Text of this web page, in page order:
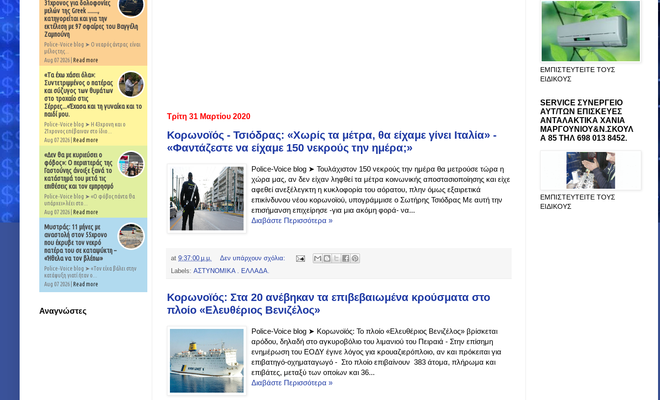
Τρίτη 31 Μαρτίου 2020
Κορωνοϊός - Τσιόδρας: «Χωρίς τα μέτρα, θα είχαμε γίνει Ιταλία» -
«Φαντάζεστε να είχαμε 150 νεκρούς την ημέρα;»
Police-Voice blog ➤ Τουλάχιστον 150 νεκρούς την ημέρα θα μετρούσε τώρα η
χώρα μας, αν δεν είχαν ληφθεί τα μέτρα κοινωνικής αποστασιοποίησης και είχε
αφεθεί ανεξέλεγκτη η κυκλοφορία του αόρατου, πλην όμως εξαιρετικά
επικίνδυνου νέου κορωνοϊού, υπογράμμισε ο Σωτήρης Τσιόδρας Με αυτή την
επισήμανση επιχείρησε -για μια ακόμη φορά- να...
Διαβάστε Περισσότερα »
at 9:37:00 μ.μ.
Δεν υπάρχουν σχόλια:
Labels: ΑΣΤΥΝΟΜΙΚΑ . ΕΛΛΑΔΑ.
Κορωνοϊός: Στα 20 ανέβηκαν τα επιβεβαιωμένα κρούσματα στο
πλοίο «Ελευθέριος Βενιζέλος»
Police-Voice blog ➤ Κορωνοϊός: Το πλοίο «Ελευθέριος Βενιζέλος» βρίσκεται
αρόδου, δηλαδή στο αγκυροβόλιο του λιμανιού του Πειραιά - Στην επίσημη
ενημέρωση του ΕΟΔΥ έγινε λόγος για κρουαζιερόπλοιο, αν και πρόκειται για
επιβατηγό-οχηματαγωγό - Στο πλοίο επιβαίνουν 383 άτομα, πλήρωμα και
επιβάτες, μεταξύ των οποίων και 36...
Διαβάστε Περισσότερα »
31χρονος για δολοφονίες
μελών της Greek .......,
κατηγορείται και για την
εκτέλεση με 97 σφαίρες του Βαγγέλη
Ζαμπούνη
Police-Voice blog ➤ Ο νεαρός άντρας είναι
μέλος της...
Aug 07 2026 | Read more
«Τα έχω χάσει όλα»:
Συντετριμμένος ο πατέρας
και σύζυγος των θυμάτων
στο τροχαίο στις
Σέρρες...«Έχασα και τη γυναίκα και το
παιδί μου.
Police-Voice blog ➤ Η 43χρονη και ο
21χρονος επέβαιναν στο ίδιο...
Aug 07 2026 | Read more
«Δεν θα με κυριεύσει ο
φόβος»: Ο περιπτεράς της
Γαστούνης άνοιξε ξανά το
κατάστημά του μετά τις
επιθέσεις και τον εμπρησμό
Police-Voice blog ➤ «Ο φόβος πάντα θα
υπάρχει» λέει στο...
Aug 07 2026 | Read more
Μυστράς: 11 μήνες με
αναστολή στον 55χρονο
που έκρυβε τον νεκρό
πατέρα του σε καταψύκτη –
«Ήθελα να τον βλέπω»
Police-Voice blog ➤ «Τον είχα βάλει στην
κατάψυξη γιατί ήταν ο...
Aug 07 2026 | Read more
Αναγνώστες
ΕΜΠΙΣΤΕΥΤΕΙΤΕ ΤΟΥΣ
ΕΙΔΙΚΟΥΣ
SERVICE ΣΥΝΕΡΓΕΙΟ
ΑΥΤ/ΤΩΝ ΕΠΙΣΚΕΥΕΣ
ΑΝΤΑΛΑΚΤΙΚΑ ΧΑΝΙΑ
ΜΑΡΓΟΥΝΙΟΥ&Ν.ΣΚΟΥΛ
Α 85 ΤΗΛ 698 013 8452.
ΕΜΠΙΣΤΕΥΤΕΙΤΕ ΤΟΥΣ
ΕΙΔΙΚΟΥΣ